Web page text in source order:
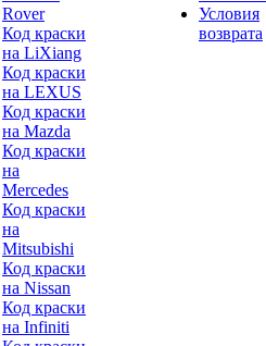
Rover
Код краски
на LiXiang
Код краски
на LEXUS
Код краски
на Mazda
Код краски
на
Mercedes
Код краски
на
Mitsubishi
Код краски
на Nissan
Код краски
на Infiniti
Условия
возврата